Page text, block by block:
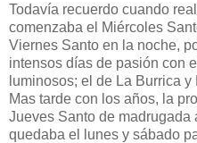
Todavía recuerdo cuando
comenzaba el Miércoles
Viernes Santo en la noche,
intensos días de pasión con
luminosos; el de La Burrica y
Mas tarde con los años, la
Jueves Santo de madrugada
quedaba el lunes y sábado